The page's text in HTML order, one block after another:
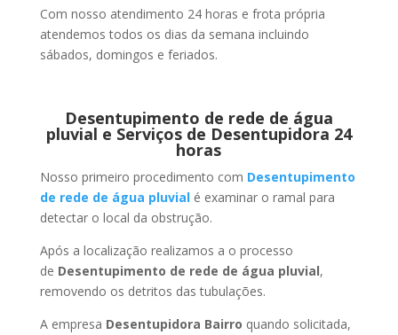
Com nosso atendimento 24 horas e frota própria
atendemos todos os dias da semana incluindo
sábados, domingos e feriados.
Desentupimento de rede de água
pluvial e Serviços de Desentupidora 24
horas
Nosso primeiro procedimento com Desentupimento
de rede de água pluvialé examinar o ramal para
detectar o local da obstrução.
Após a localização realizamos a o processo
de Desentupimento de rede de água pluvial,
removendo os detritos das tubulações.
A empresa Desentupidora Bairro quando solicitada,